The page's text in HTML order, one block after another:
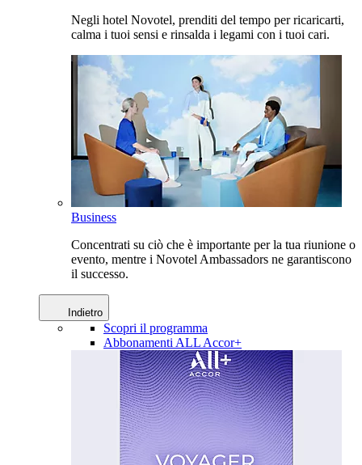
Negli hotel Novotel, prenditi del tempo per ricaricarti,
calma i tuoi sensi e rinsalda i legami con i tuoi cari.
Business
Concentrati su ciò che è importante per la tua riunione o
evento, mentre i Novotel Ambassadors ne garantiscono
il successo.
Indietro
Scopri il programma
Abbonamenti ALL Accor+